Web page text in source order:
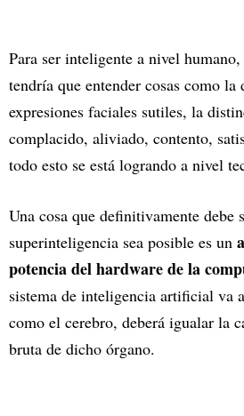
Para ser inteligente a nivel
tendría que entender cosas como la
expresiones faciales sutiles, la
complacido, aliviado, contento,
todo esto se está logrando a nivel
Una cosa que definitivamente debe
superinteligencia sea posible es un
potencia del hardware de la
sistema de inteligencia artificial va
como el cerebro, deberá igualar la
bruta de dicho órgano.